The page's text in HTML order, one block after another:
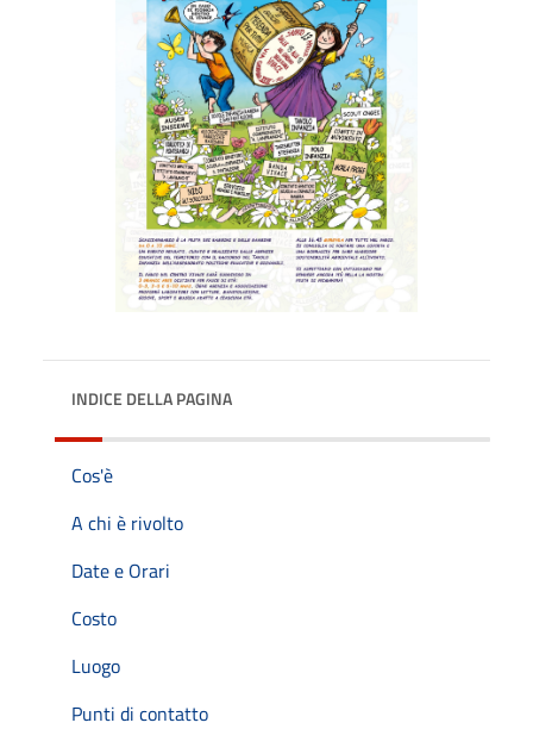
INDICE DELLA PAGINA
Cos'è
A chi è rivolto
Date e Orari
Costo
Luogo
Punti di contatto